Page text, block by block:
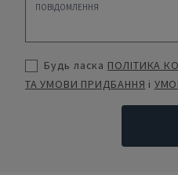
Будь ласка ПОЛІТИКА
ТА УМОВИ ПРИДБАННЯ і